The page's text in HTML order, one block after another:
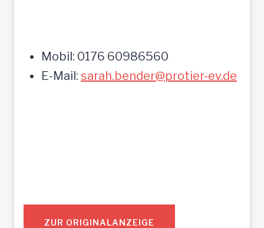
Mobil: 0176 60986560
E-Mail: sarah.bender@protier-ev.de
ZUR ORIGINALANZEIGE